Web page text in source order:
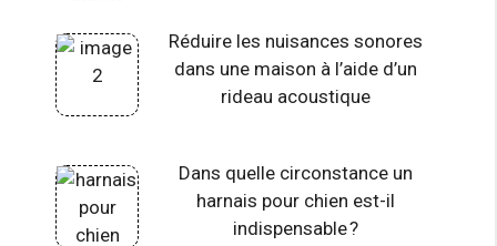
Réduire les nuisances sonores
dans une maison à l’aide d’un
rideau acoustique
Dans quelle circonstance un
harnais pour chien est-il
indispensable ?